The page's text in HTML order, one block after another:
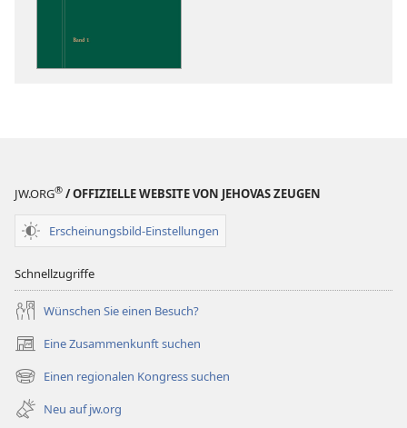
JW.ORG® / OFFIZIELLE WEBSITE VON JEHOVAS ZEUGEN
Erscheinungsbild-Einstellungen
Schnellzugriffe
Wünschen Sie einen Besuch?
Eine Zusammenkunft suchen
(öffnet
neues
Fenster)
Einen regionalen Kongress suchen
(öffnet
neues
Fenster)
Neu auf jw.org